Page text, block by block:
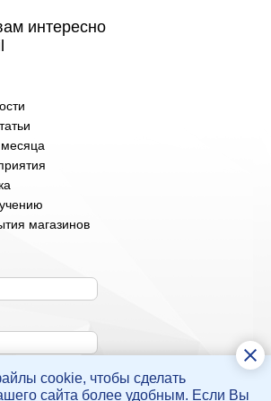
интересно
магазинов
cookie, чтобы сделать
сайта более удобным. Если Вы